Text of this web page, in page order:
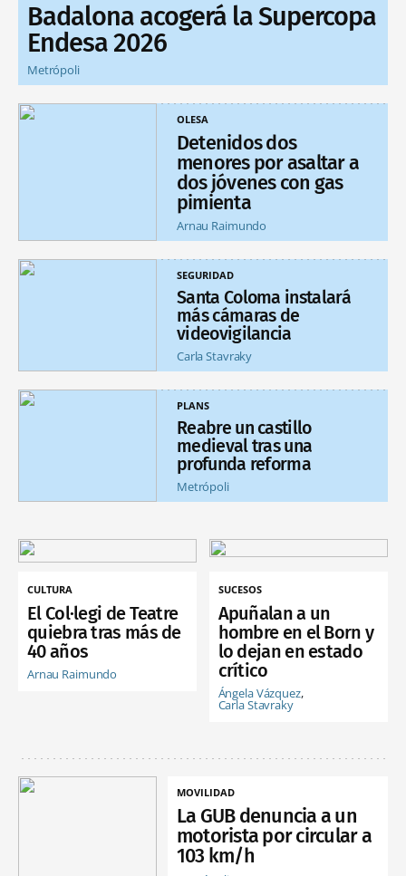
Badalona acogerá la Supercopa
Endesa 2026
Metrópoli
OLESA
Detenidos dos
menores por asaltar a
dos jóvenes con gas
pimienta
Arnau Raimundo
SEGURIDAD
Santa Coloma instalará
más cámaras de
videovigilancia
Carla Stavraky
PLANS
Reabre un castillo
medieval tras una
profunda reforma
Metrópoli
CULTURA
El Col·legi de Teatre
quiebra tras más de
40 años
Arnau Raimundo
SUCESOS
Apuñalan a un
hombre en el Born y
lo dejan en estado
crítico
Ángela Vázquez
Carla Stavraky
MOVILIDAD
La GUB denuncia a un
motorista por circular a
103 km/h